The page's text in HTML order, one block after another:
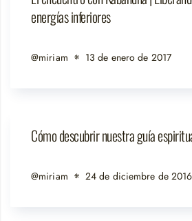
energías inferiores
@miriam 13 de enero de 2017
Cómo descubrir nuestra guía
@miriam 24 de diciembre de 2016